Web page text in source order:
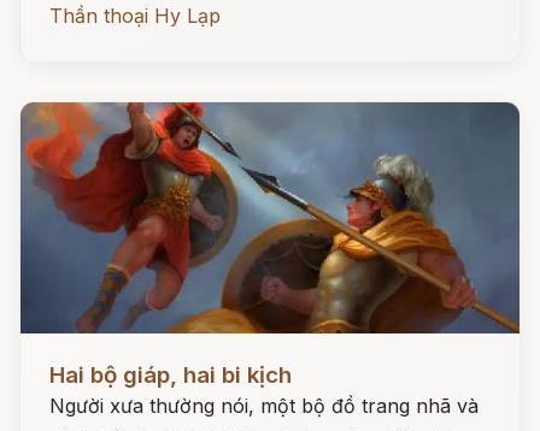
Thần thoại Hy Lạp
Hai bộ giáp, hai bi kịch
Người xưa thường nói, một bộ đồ trang nhã và